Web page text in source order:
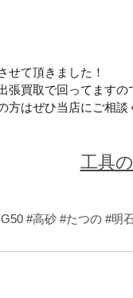
せて頂きました！
張買取で回ってます
方はぜひ当店にご相談
工具
#高砂 #たつの #明